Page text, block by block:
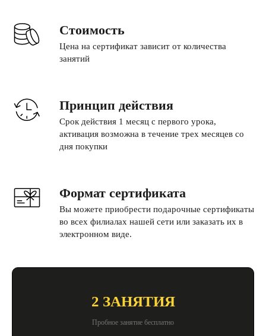
Стоимость
Цена на сертификат зависит от количества
занятий
Принцип действия
Cрок действия 1 месяц с первого урока,
активация возможна в течение трех месяцев со
дня покупки
Формат сертификата
Вы можете приобрести подарочные сертификаты
во всех филиалах нашей сети или заказать их в
электронном виде.
2 ЗАНЯТИЯ
Пробное занятие бесплатно